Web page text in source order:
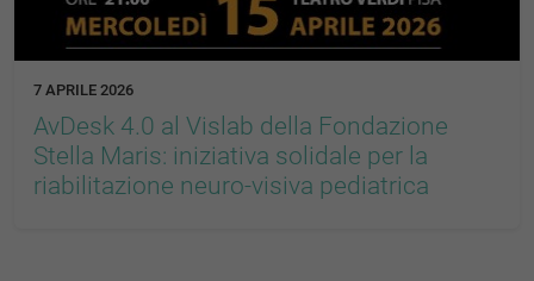
7 APRILE 2026
AvDesk 4.0 al Vislab della Fondazione
Stella Maris: iniziativa solidale per la
riabilitazione neuro-visiva pediatrica